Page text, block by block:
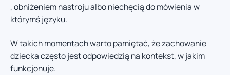
, obniżeniem nastroju albo niechęcią do mówienia w
którymś języku.
W takich momentach warto pamiętać, że zachowanie
dziecka często jest odpowiedzią na kontekst, w jakim
funkcjonuje.